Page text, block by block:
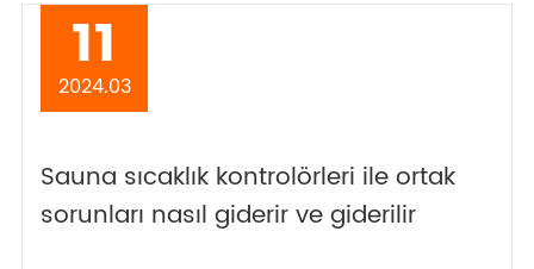
11
2024.03
Sauna sıcaklık kontrolörleri ile ortak
sorunları nasıl giderir ve giderilir